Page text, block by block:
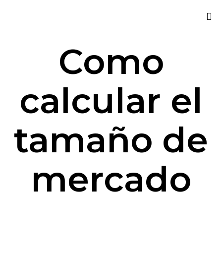
Como
calcular el
tamaño de
mercado